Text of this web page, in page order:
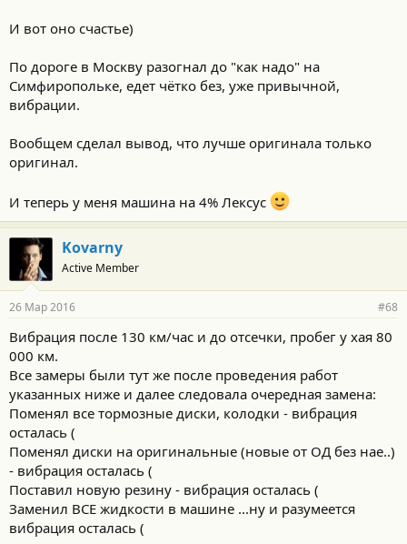
И вот оно счастье)
По дороге в Москву разогнал до "как надо" на
Симфиропольке, едет чётко без, уже привычной,
вибрации.
Вообщем сделал вывод, что лучше оригинала только
оригинал.
И теперь у меня машина на 4% Лексус
Kovarny
Active Member
26 Мар 2016 #68
Вибрация после 130 км/час и до отсечки, пробег у хая 80
000 км.
Все замеры были тут же после проведения работ
указанных ниже и далее следовала очередная замена:
Поменял все тормозные диски, колодки - вибрация
осталась (
Поменял диски на оригинальные (новые от ОД без нае..)
- вибрация осталась (
Поставил новую резину - вибрация осталась (
Заменил ВСЕ жидкости в машине ...ну и разумеется
вибрация осталась (